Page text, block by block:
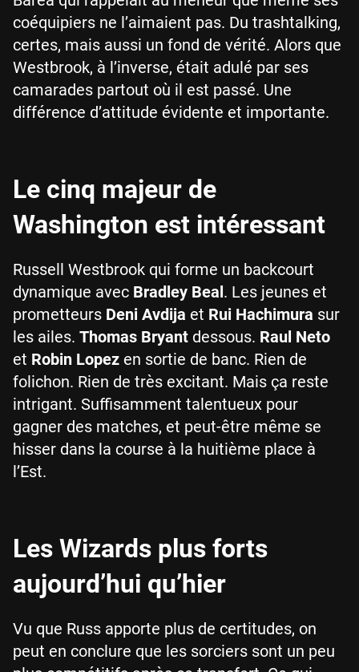
coéquipiers ne l’aimaient pas. Du trashtalking,
certes, mais aussi un fond de vérité. Alors que
Westbrook, à l’inverse, était adulé par ses
camarades partout où il est passé. Une
différence d’attitude évidente et importante.
Le cinq majeur de
Washington est intéressant
Russell Westbrook qui forme un backcourt
dynamique avec Bradley Beal. Les jeunes et
prometteurs Deni Avdija et Rui Hachimura sur
les ailes. Thomas Bryant dessous. Raul Neto
et Robin Lopez en sortie de banc. Rien de
folichon. Rien de très excitant. Mais ça reste
intrigant. Suffisamment talentueux pour
gagner des matches, et peut-être même se
hisser dans la course à la huitième place à
l’Est.
Les Wizards plus forts
aujourd’hui qu’hier
Vu que Russ apporte plus de certitudes, on
peut en conclure que les sorciers sont un peu